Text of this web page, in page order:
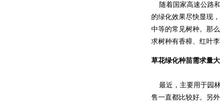
随着国家高速公路
的绿化效果尽快显现
中等的常见树种。那
求树种有香樟、红叶
草花绿化种苗需求量
最近，主要用于园
售一直都比较好。另